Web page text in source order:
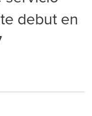
debut en